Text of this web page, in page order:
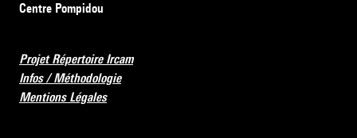
Centre Pompidou
Projet Répertoire Ircam
Infos / Méthodologie
Mentions Légales